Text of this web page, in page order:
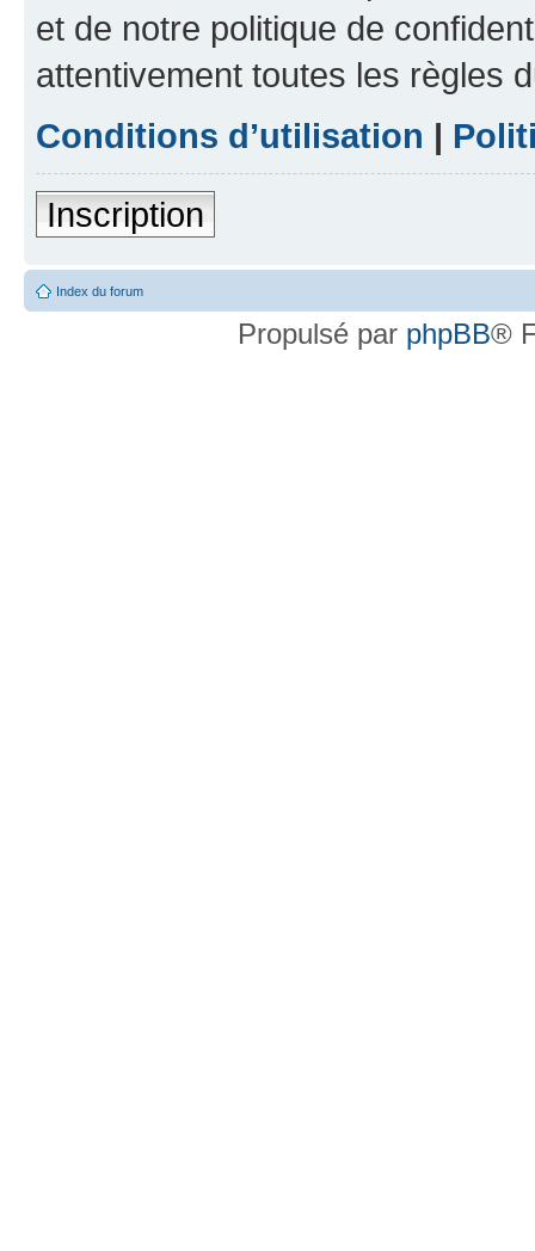
et de notre politique de
attentivement toutes les règles
Conditions d’utilisation |
Inscription
Index du forum
Propulsé par phpBB®